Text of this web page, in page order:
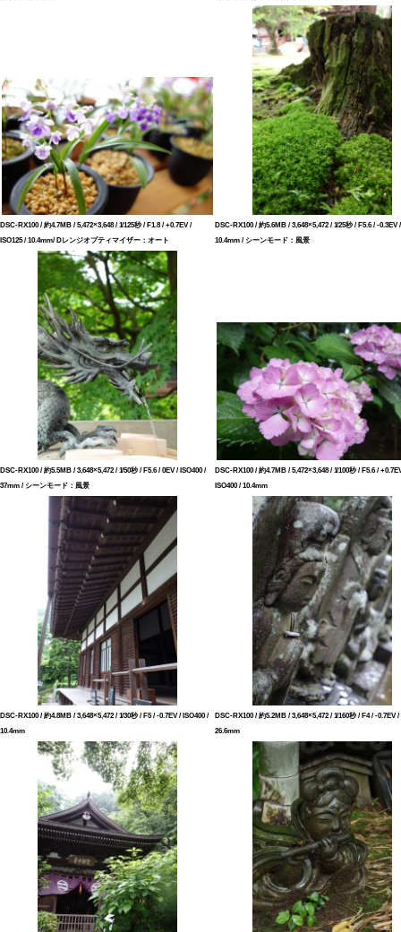
DSC-RX100 / 約4.7MB / 5,472×3,648 / 1/125秒 / F1.8 / +0.7EV /
ISO125 / 10.4mm/ Dレンジオプティマイザー：オート
DSC-RX100 / 約5.6MB / 3,648×5,472 / 1/25秒 / F5.6 / -0.3EV
10.4mm / シーンモード：風景
DSC-RX100 / 約5.5MB / 3,648×5,472 / 1/50秒 / F5.6 / 0EV / ISO400 /
37mm / シーンモード：風景
DSC-RX100 / 約4.7MB / 5,472×3,648 / 1/100秒 / F5.6 /
ISO400 / 10.4mm
DSC-RX100 / 約4.8MB / 3,648×5,472 / 1/30秒 / F5 / -0.7EV / ISO400 /
10.4mm
DSC-RX100 / 約5.2MB / 3,648×5,472 / 1/160秒 / F4 / -0.7EV /
26.6mm